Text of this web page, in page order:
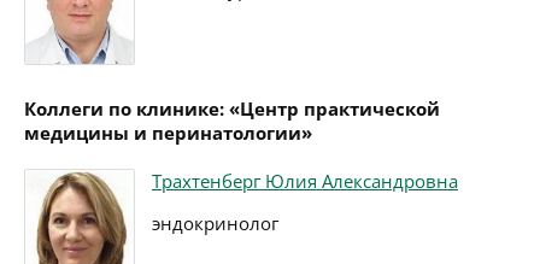
Коллеги по клинике: «Центр практической
медицины и перинатологии»
Трахтенберг Юлия Александровна
эндокринолог